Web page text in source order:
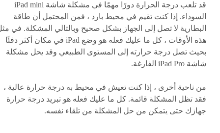
قد تلعب درجة الحرارة دورًا مهمًا في مشكلة شاشة iPad mini
السوداء. إذا كنت تقيم في محيط بارد ، فمن المحتمل أن طاقة
البطارية لا تصل إلى الجهاز بشكل صحيح وبالتالي المشكلة. في
هذه الأوقات ، كل ما عليك فعله هو وضع iPad في مكان أكثر دفئًا
بحيث تصل درجة حرارته إلى المستوى الطبيعي وقد يحل مشكلة
شاشة iPad Pro الفارغة.
من ناحية أخرى ، إذا كنت تعيش في محيط به درجة حرارة عالية ،
فقد تظل المشكلة قائمة. كل ما عليك فعله هو تبريد درجة حرارة
جهازك حتى يتمكن من حل المشكلة من تلقاء نفسه.